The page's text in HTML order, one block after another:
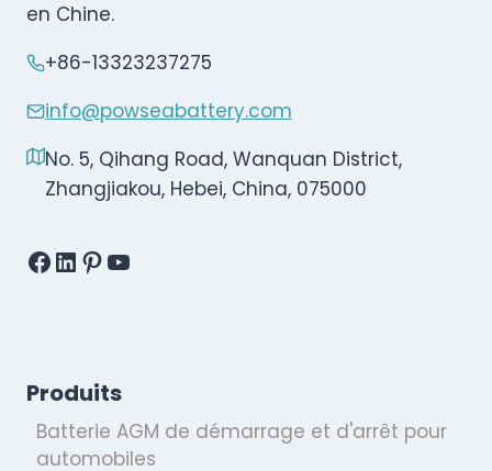
en Chine.
+86-13323237275
info@powseabattery.com
No. 5, Qihang Road, Wanquan District,
Zhangjiakou, Hebei, China, 075000
Facebook
LinkedIn
Pinterest
YouTube
Produits
Batterie AGM de démarrage et d'arrêt pour
automobiles